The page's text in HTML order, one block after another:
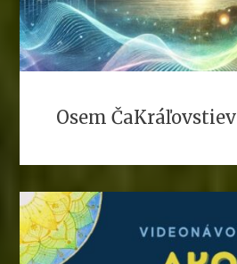
Osem ČaKráľovstiev